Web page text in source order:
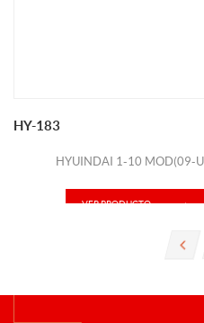
HY-183
HYUINDAI 1-10 MOD(09-
VER PRODUCTO